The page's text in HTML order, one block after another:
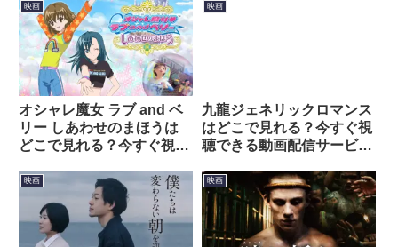
映画
オシャレ魔女 ラブ and ベ
リー しあわせのまほうは
どこで見れる？今すぐ視聴
紹介！
映画
九龍ジェネリックロマンス
はどこで見れる？今すぐ視
聴できる動画配信サービス
映画 映画